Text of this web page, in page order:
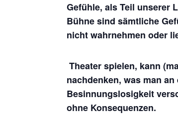
Gefühle, als Teil unserer
Bühne sind sämtliche
nicht wahrnehmen oder
Theater spielen, kann
nachdenken, was man
Besinnungslosigkeit
ohne Konsequenzen.